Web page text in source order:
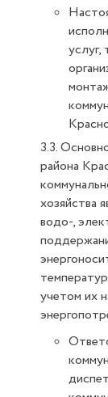
3.3.
района
хозяйства
водо-,
учетом их